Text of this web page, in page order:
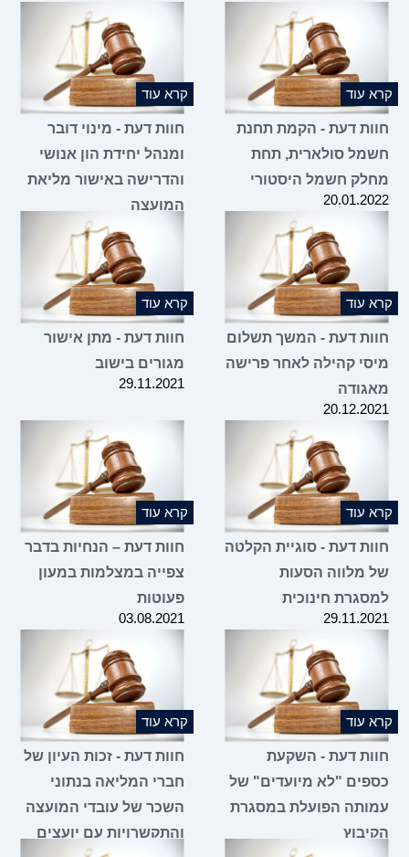
קרא עוד
חוות דעת - הקמת תחנת
חשמל סולארית, תחת
מחלק חשמל היסטורי
20.01.2022
קרא עוד
חוות דעת - מינוי דובר
ומנהל יחידת הון אנושי
והדרישה באישור מליאת
המועצה
קרא עוד
חוות דעת - המשך תשלום
מיסי קהילה לאחר פרישה
מאגודה
20.12.2021
קרא עוד
חוות דעת - מתן אישור
מגורים בישוב
29.11.2021
קרא עוד
חוות דעת - סוגיית הקלטה
של מלווה הסעות
למסגרת חינוכית
29.11.2021
קרא עוד
חוות דעת – הנחיות בדבר
צפייה במצלמות במעון
פעוטות
03.08.2021
קרא עוד
חוות דעת - השקעת
כספים "לא מיועדים" של
עמותה הפועלת במסגרת
הקיבוץ
קרא עוד
חוות דעת - זכות העיון של
חברי המליאה בנתוני
השכר של עובדי המועצה
והתקשרויות עם יועצים